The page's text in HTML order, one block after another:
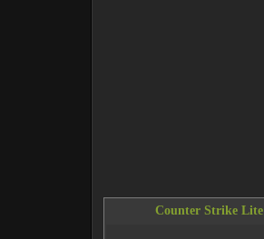
Counter Strike Lite